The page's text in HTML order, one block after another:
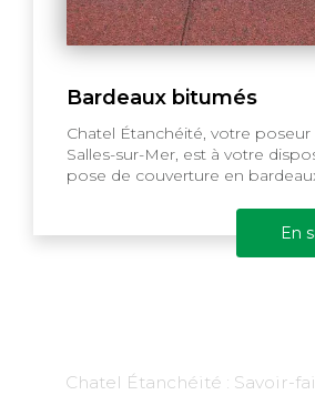
Bardeaux bitumés
Chatel Étanchéité, votre poseur
Salles-sur-Mer, est à votre
pose de couverture en
En
Chatel Étanchéité : Savoir-